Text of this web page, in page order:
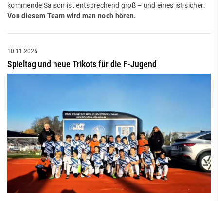
kommende Saison ist entsprechend groß – und eines ist sicher:
Von diesem Team wird man noch hören.
10.11.2025
Spieltag und neue Trikots für die F-Jugend